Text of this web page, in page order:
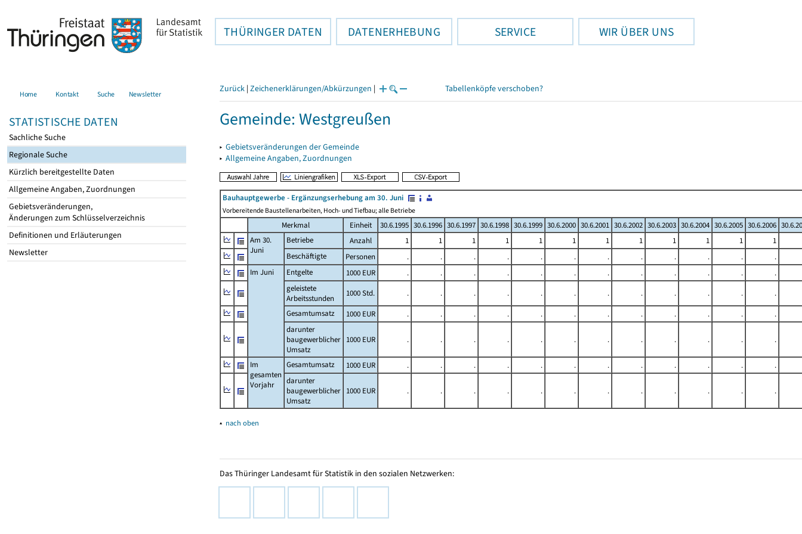
THÜRINGER DATEN DATENERHEBUNG SERVICE WIR ÜBER UNS
Home Kontakt Suche Newsletter
STATISTISCHE DATEN
Sachliche Suche
Regionale Suche
Kürzlich bereitgestellte Daten
Allgemeine Angaben, Zuordnungen
Gebietsveränderungen,
Änderungen zum Schlüsselverzeichnis
Definitionen und Erläuterungen
Newsletter
Zurück | Zeichenerklärungen/Abkürzungen | Tabellenköpfe verschoben?
Gemeinde: Westgreußen
▸ Gebietsveränderungen der Gemeinde
▸ Allgemeine Angaben, Zuordnungen
Bauhauptgewerbe - Ergänzungserhebung am 30. Juni
Vorbereitende Baustellenarbeiten, Hoch- und Tiefbau; alle Betriebe
Merkmal Einheit 30.6.1995 30.6.1996 30.6.1997 30.6.1998 30.6.1999 30.6.2000 30.6.2001 30.6.2002 30.6.2003 30.6.2004 30.6.2005 30.6.2006
Am 30.
Juni
Betriebe Anzahl 1 1 1 1 1 1 1 1 1 1 1
1
Beschäftigte
Personen . . . . . . . . . . .
.
Im Juni
Entgelte 1000 EUR . . . . . . . . . . .
.
geleistete
Arbeitsstunden
1000 Std. . . . . . . . . . . .
.
Gesamtumsatz
1000 EUR . . . . . . . . . . .
.
darunter
baugewerblicher
Umsatz
1000 EUR . . . . . . . . . . . .
Im
gesamten
Vorjahr
Gesamtumsatz 1000 EUR . . . . . . . . . . .
.
darunter
baugewerblicher
Umsatz
1000 EUR . . . . . . . . . . . .
▴ nach oben
Das Thüringer Landesamt für Statistik in den sozialen Netzwerken: